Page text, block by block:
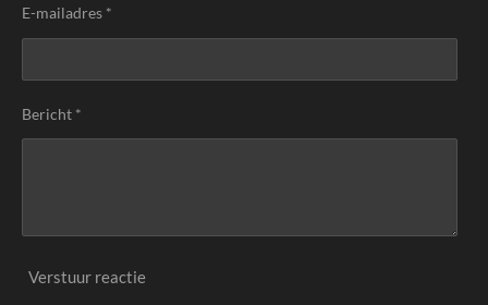
E-mailadres *
Bericht *
Verstuur reactie